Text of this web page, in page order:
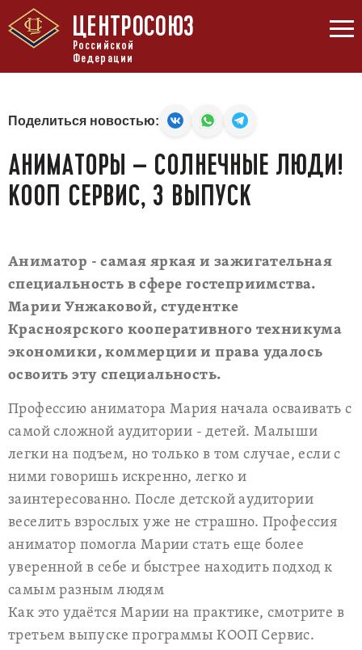
ЦЕНТРОСОЮЗ
Российской
Федерации
Поделиться новостью:
АНИМАТОРЫ – СОЛНЕЧНЫЕ ЛЮДИ!
КООП СЕРВИС, 3 ВЫПУСК
Аниматор - самая яркая и зажигательная
специальность в сфере гостеприимства.
Марии Унжаковой, студентке
Красноярского кооперативного техникума
экономики, коммерции и права удалось
освоить эту специальность.
Профессию аниматора Мария начала осваивать с
самой сложной аудитории - детей. Малыши
легки на подъем, но только в том случае, если с
ними говоришь искренно, легко и
заинтересованно. После детской аудитории
веселить взрослых уже не страшно. Профессия
аниматор помогла Марии стать еще более
уверенной в себе и быстрее находить подход к
самым разным людям
Как это удаётся Марии на практике, смотрите в
третьем выпуске программы КООП Сервис.